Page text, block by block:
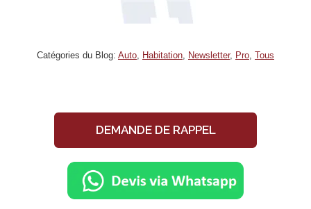
Catégories du Blog: Auto, Habitation, Newsletter, Pro, Tous
DEMANDE DE RAPPEL